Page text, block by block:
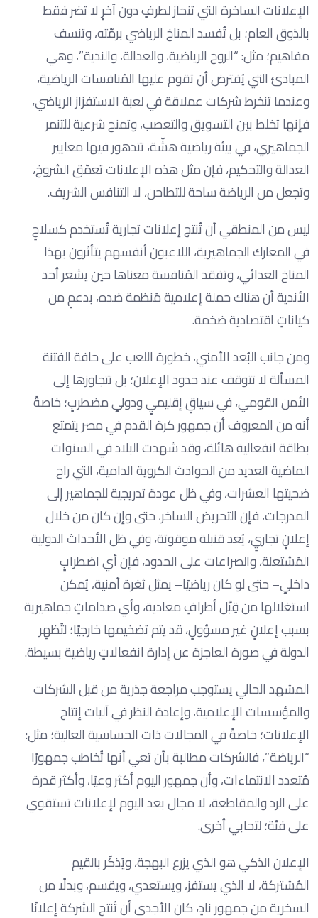
الإعلانات الساخرة التي تنحاز لطرفٍ دون آخرٍ لا تضر فقط
بالذوق العام؛ بل تُفسد المناخ الرياضي برمّته، وتنسف
مفاهيم؛ مثل: “الروح الرياضية، والعدالة، والندية”، وهي
المبادئ التي يُفترض أن تقوم عليها المُنافسات الرياضية،
وعندما تنخرط شركات عملاقة في لعبة الاستفزاز الرياضي،
فإنها تخلط بين التسويق والتعصب، وتمنح شرعية للتنمر
الجماهيري، في بيئة رياضية هشّة، تتدهور فيها معايير
العدالة والتحكيم، فإن مثل هذه الإعلانات تعمّق الشروخ،
وتجعل من الرياضة ساحة للتطاحن، لا التنافس الشريف.
ليس من المنطقي أن تُنتج إعلانات تجارية تُستخدم كسلاحٍ
في المعارك الجماهيرية، اللاعبون أنفسهم يتأثرون بهذا
المناخ العدائي، وتفقد المُنافسة معناها حين يشعر أحد
الأندية أن هناك حملة إعلامية مُنظمة ضده، بدعمٍ من
كياناتٍ اقتصادية ضخمة.
ومن جانب البُعد الأمني، خطورة اللعب على حافة الفتنة
المسألة لا تتوقف عند حدود الإعلان؛ بل تتجاوزها إلى
الأمن القومي، في سياقٍ إقليميٍ ودوليٍ مضطربٍ؛ خاصةً
أنه من المعروف أن جمهور كرة القدم في مصر يتمتع
بطاقة انفعالية هائلة، وقد شهدت البلاد في السنوات
الماضية العديد من الحوادث الكروية الدامية، التي راح
ضحيتها العشرات، وفي ظل عودة تدريجية للجماهير إلى
المدرجات، فإن التحريض الساخر، حتى وإن كان من خلال
إعلانٍ تجاريٍ، يُعد قنبلة موقوتة، وفي ظل الأحداث الدولية
المُشتعلة، والصراعات على الحدود، فإن أي اضطرابٍ
داخليٍ– حتى لو كان رياضيًا– يمثل ثغرة أمنية، يُمكن
استغلالها من قِبَّل أطرافٍ معادية، وأي صداماتٍ جماهيرية
بسبب إعلانٍ غير مسؤولٍ، قد يتم تضخيمها خارجيًا؛ لتُظهِر
الدولة في صورة العاجزة عن إدارة انفعالاتٍ رياضية بسيطة.
المشهد الحالي يستوجب مراجعة جذرية من قبل الشركات
والمؤسسات الإعلامية، وإعادة النظر في آليات إنتاج
الإعلانات؛ خاصةً في المجالات ذات الحساسية العالية؛ مثل:
“الرياضة”، فالشركات مطالبة بأن تعي أنها تُخاطب جمهورًا
مُتعدد الانتماءات، وأن جمهور اليوم أكثر وعيًا، وأكثر قدرة
على الرد والمقاطعة، لا مجال بعد اليوم لإعلانات تستقوي
على فئة؛ لتحابي أخرى.
الإعلان الذكي هو الذي يزرع البهجة، ويُذكّر بالقيم
المُشتركة، لا الذي يستفز، ويستعدي، ويقسم، وبدلًا من
السخرية من جمهور نادٍ، كان الأجدى أن تُنتج الشركة إعلانًا